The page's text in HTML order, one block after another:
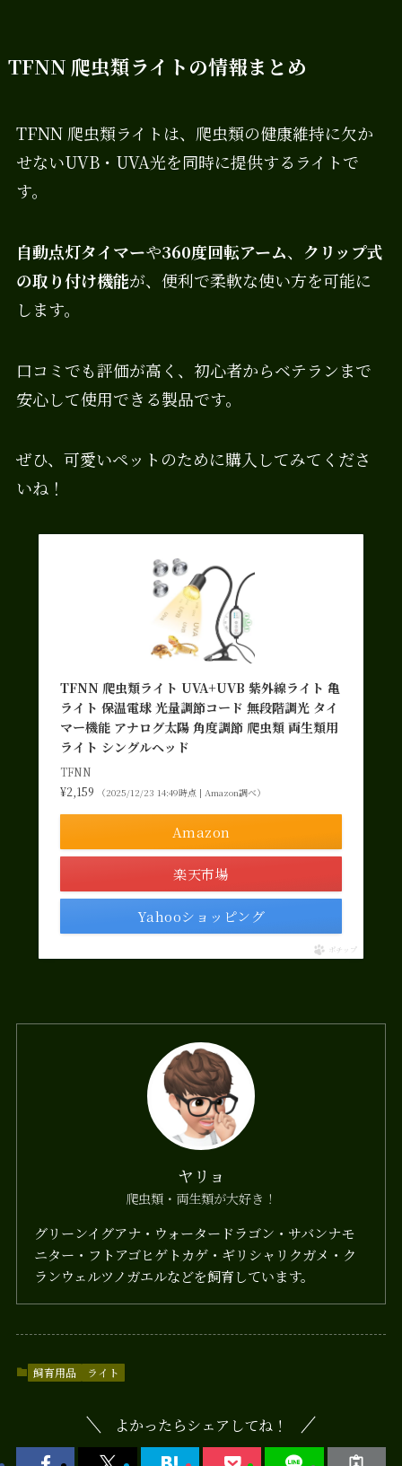
TFNN 爬虫類ライトの情報まとめ
TFNN 爬虫類ライトは、爬虫類の健康維持に欠か
せないUVB・UVA光を同時に提供するライトで
す。
自動点灯タイマーや360度回転アーム、 クリップ式
の取り付け機能が、便利で柔軟な使い方を可能に
します。
口コミでも評価が高く、初心者からベテランまで
安心して使用できる製品です。
ぜひ、可愛いペットのために購入してみてくださ
いね！
TFNN 爬虫類ライト UVA+UVB 紫外線ライト 亀
ライト 保温電球 光量調節コード 無段階調光 タイ
マー機能 アナログ太陽 角度調節 爬虫類 両生類用
ライト シングルヘッド
TFNN
¥2,159
（2025/12/23 14:49時点 | Amazon調べ）
Amazon
楽天市場
Yahooショッピング
ポチップ
ヤリョ
爬虫類・両生類が大好き！
グリーンイグアナ・ウォータードラゴン・サバンナモ
ニター・フトアゴヒゲトカゲ・ギリシャリクガメ・ク
ランウェルツノガエルなどを飼育しています。
飼育用品 ライト
よかったらシェアしてね！